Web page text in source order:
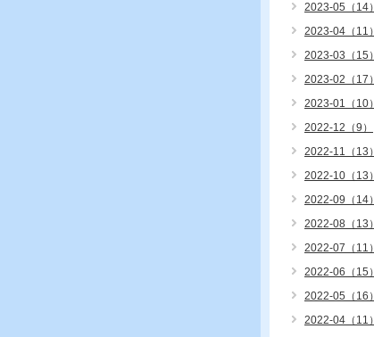
2023-05（14）
2023-04（11）
2023-03（15）
2023-02（17）
2023-01（10）
2022-12（9）
2022-11（13）
2022-10（13）
2022-09（14）
2022-08（13）
2022-07（11）
2022-06（15）
2022-05（16）
2022-04（11）